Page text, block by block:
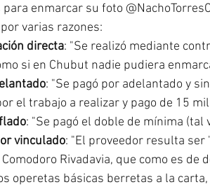
enmarcar su foto
varias razones:
directa: "Se realizó mediante
si en Chubut nadie pudiera
: "Se pagó por adelantado y
el trabajo a realizar y pago de 15
: "Se pagó el doble de mínima
vinculado: "El proveedor resulta
Rivadavia, que como es
operetas básicas berretas a la